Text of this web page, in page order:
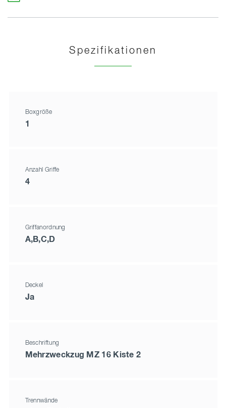
Spezifikationen
Boxgröße
1
Anzahl Griffe
4
Griffanordnung
A,B,C,D
Deckel
Ja
Beschriftung
Mehrzweckzug MZ 16 Kiste 2
Trennwände